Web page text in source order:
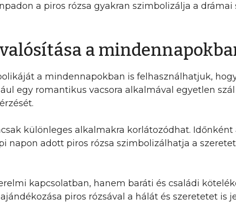
a piros rózsa gyakran szimbolizálja a
a
a mindennapokban is felhasználhatjuk,
egy romantikus vacsora alkalmával egyetlen szál
különleges alkalmakra korlátozódhat.
napon adott piros rózsa szimbolizálhatja a
kapcsolatban, hanem baráti és családi
piros rózsával a hálát és szeretetet is